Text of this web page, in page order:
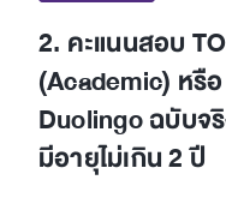
2. คะแนนสอบ
(Academic) หรื
Duolingo ฉบับจ
มีอายุไม่เกิน 2 ปี